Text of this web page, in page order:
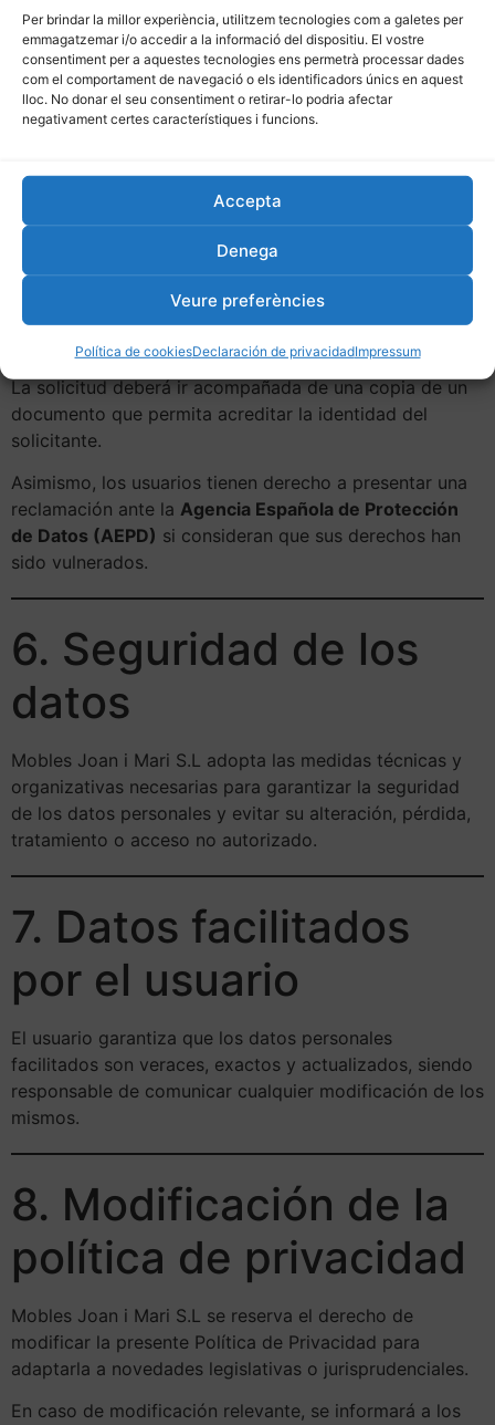
Per brindar la millor experiència, utilitzem tecnologies com a galetes per
emmagatzemar i/o accedir a la informació del dispositiu. El vostre
consentiment per a aquestes tecnologies ens permetrà processar dades
com el comportament de navegació o els identificadors únics en aquest
lloc. No donar el seu consentiment o retirar-lo podria afectar
negativament certes característiques i funcions.
Accepta
Denega
Veure preferències
Política de cookiesDeclaración de privacidadImpressum
Derecho de rectificación
: solicitar la modificación
de datos inexactos.
Derecho de supresión: solicitar la eliminación de
sus datos cuando ya no sean necesarios.
Derecho de oposiciónal tratamiento de sus
determinadas circunstancias.
Derecho a la portabilidad de los datoscuando sea
Para ejercer estos derechos, el usuario puede enviar
joanimaricentral@hotmail.com
La solicitud deberá ir acompañada de una copia de un
documento que permita acreditar la identidad del
solicitante.
Asimismo, los usuarios tienen derecho a presentar una
reclamación ante la Agencia Española de Protección
de Datos (AEPD) si consideran que sus derechos han
sido vulnerados.
6. Seguridad de los
datos
Mobles Joan i Mari S.L adopta las medidas técnicas y
organizativas necesarias para garantizar la seguridad
de los datos personales y evitar su alteración, pérdida,
tratamiento o acceso no autorizado.
7. Datos facilitados
por el usuario
El usuario garantiza que los datos personales
facilitados son veraces, exactos y actualizados, siendo
responsable de comunicar cualquier modificación de los
mismos.
8. Modificación de la
política de privacidad
Mobles Joan i Mari S.L se reserva el derecho de
modificar la presente Política de Privacidad para
adaptarla a novedades legislativas o jurisprudenciales.
En caso de modificación relevante, se informará a los